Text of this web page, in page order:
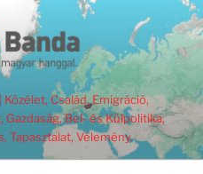
Család, Emigráció,
Gazdaság, Bel- és Külpolitika,
Tapasztalat, Vélemény.